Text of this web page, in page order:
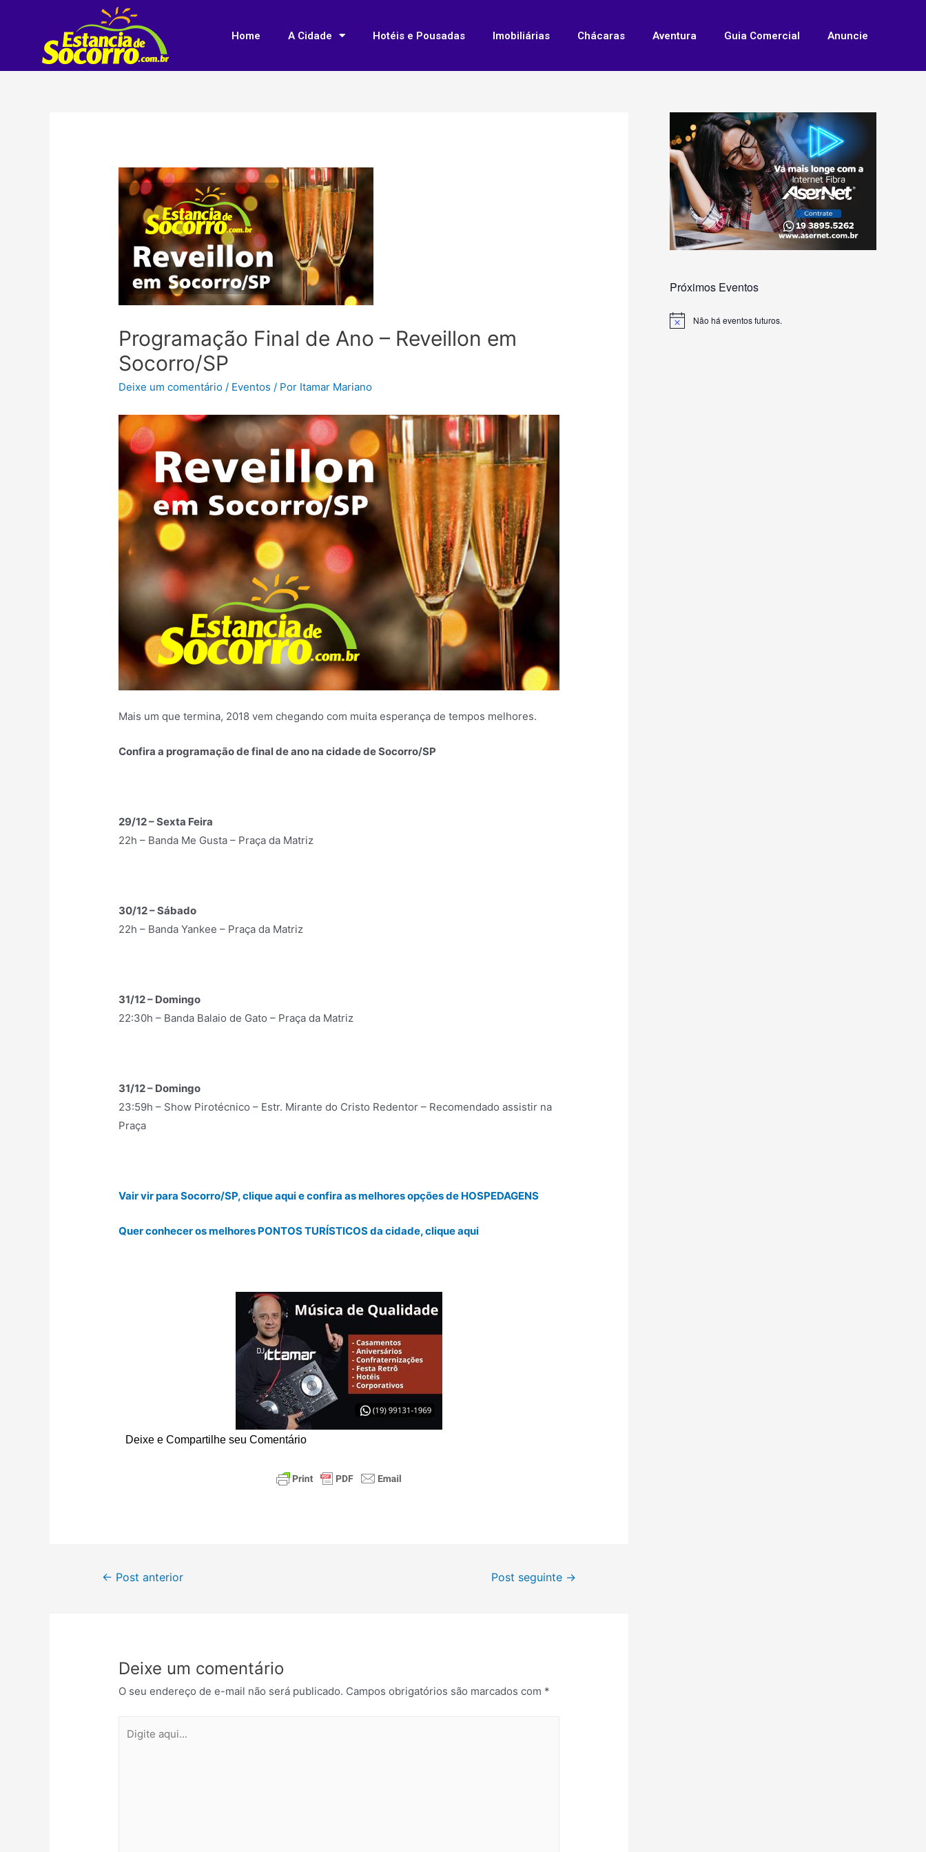
Home A Cidade Hotéis e Pousadas Imobiliárias Chácaras Aventura Guia Comercial Anuncie
Programação Final de Ano – Reveillon em
Socorro/SP
Deixe um comentário / Eventos / Por Itamar Mariano
Mais um que termina, 2018 vem chegando com muita esperança de tempos melhores.
Confira a programação de final de ano na cidade de Socorro/SP
29/12 – Sexta Feira
22h – Banda Me Gusta – Praça da Matriz
30/12 – Sábado
22h – Banda Yankee – Praça da Matriz
31/12 – Domingo
22:30h – Banda Balaio de Gato – Praça da Matriz
31/12 – Domingo
23:59h – Show Pirotécnico – Estr. Mirante do Cristo Redentor – Recomendado assistir na
Praça
Vair vir para Socorro/SP, clique aqui e confira as melhores opções de HOSPEDAGENS
Quer conhecer os melhores PONTOS TURÍSTICOS da cidade, clique aqui
Deixe e Compartilhe seu Comentário
← Post anterior Post seguinte →
Deixe um comentário
O seu endereço de e-mail não será publicado. Campos obrigatórios são marcados com *
Próximos Eventos
Não há eventos futuros.